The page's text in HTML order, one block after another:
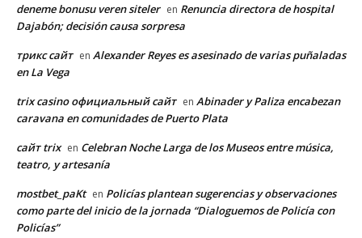
deneme bonusu veren siteler en Renuncia directora de hospital
Dajabón; decisión causa sorpresa
трикс сайт en Alexander Reyes es asesinado de varias puñaladas
en La Vega
trix casino официальный сайт en Abinader y Paliza encabezan
caravana en comunidades de Puerto Plata
сайт trix en Celebran Noche Larga de los Museos entre música,
teatro, y artesanía
mostbet_paKt en Policías plantean sugerencias y observaciones
como parte del inicio de la jornada “Dialoguemos de Policía con
Policías”